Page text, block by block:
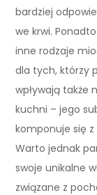
bardziej
we krwi.
inne rodzaje
dla tych, którzy
wpływają także
kuchni – jego
komponuje się
Warto jednak
swoje unikalne
związane z